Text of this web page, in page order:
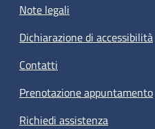
Note legali
Dichiarazione di accessibilità
Contatti
Prenotazione appuntamento
Richiedi assistenza